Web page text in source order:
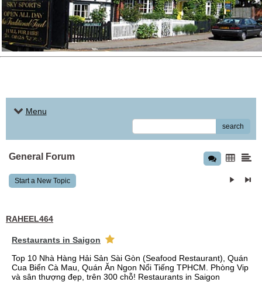
Menu
search
General Forum
Start a New Topic
RAHEEL464
Restaurants in Saigon
Top 10 Nhà Hàng Hải Sản Sài Gòn (Seafood Restaurant), Quán
Cua Biển Cà Mau, Quán Ăn Ngon Nổi Tiếng TPHCM. Phòng Vip
và sân thượng đẹp, trên 300 chỗ! Restaurants in Saigon